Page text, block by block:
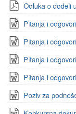
Odluka o dodeli
Pitanja i
Pitanja i
Pitanja i
Pitanja i
Poziv za